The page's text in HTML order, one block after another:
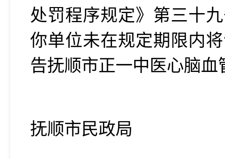
处罚程序规定》第三十
你单位未在规定期限内
告抚顺市正一中医心脑血
抚顺市民政局